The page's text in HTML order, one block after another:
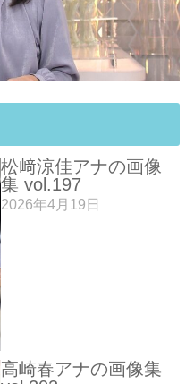
松﨑涼佳アナの画像
集 vol.197
2026年4月19日
高崎春アナの画像集